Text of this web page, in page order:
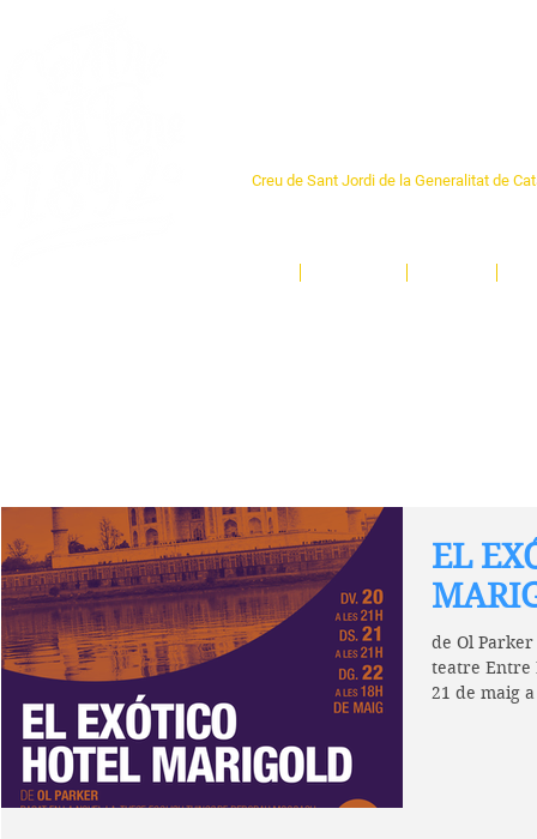
Creu de Sant Jordi de la Generalitat de
EL
de Ol
teatre Entre
21 de maig